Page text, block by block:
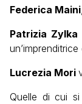
Federica Maini
Patrizia Zylka
Lucrezia Mori
Quelle di cui